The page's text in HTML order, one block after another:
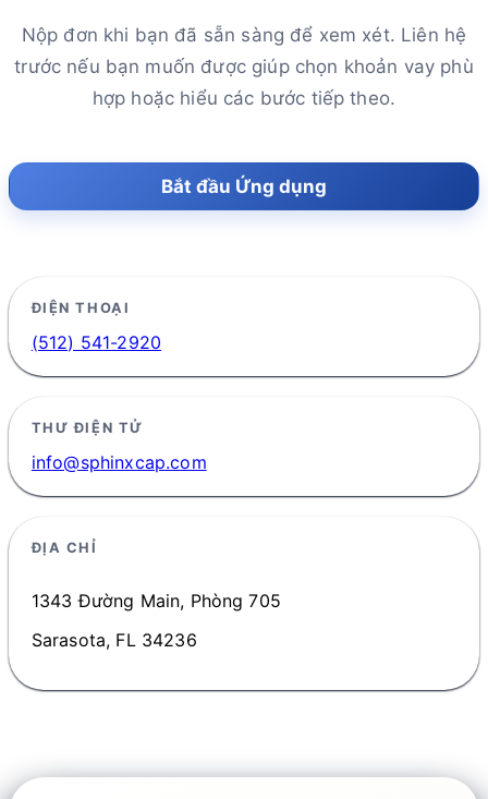
Nộp đơn khi bạn đã sẵn sàng để xem xét. Liên hệ
trước nếu bạn muốn được giúp chọn khoản vay phù
hợp hoặc hiểu các bước tiếp theo.
Bắt đầu Ứng dụng
ĐIỆN THOẠI
(512) 541-2920
THƯ ĐIỆN TỬ
info@sphinxcap.com
ĐỊA CHỈ
1343 Đường Main, Phòng 705
Sarasota, FL 34236